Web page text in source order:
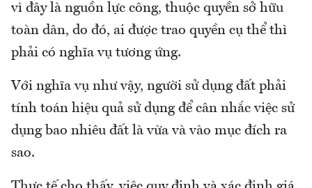
vì đây là nguồn lực công, thuộc quyền sở hữu
toàn dân, do đó, ai được trao quyền cụ thể thì
phải có nghĩa vụ tương ứng.
Với nghĩa vụ như vậy, người sử dụng đất phải
tính toán hiệu quả sử dụng để cân nhắc việc sử
dụng bao nhiêu đất là vừa và vào mục đích ra
sao.